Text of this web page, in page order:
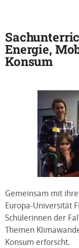
Energie,
Konsum
Gemeinsam mit
Europa-Universität
Schülerinnen der
Themen
Konsum erforscht.